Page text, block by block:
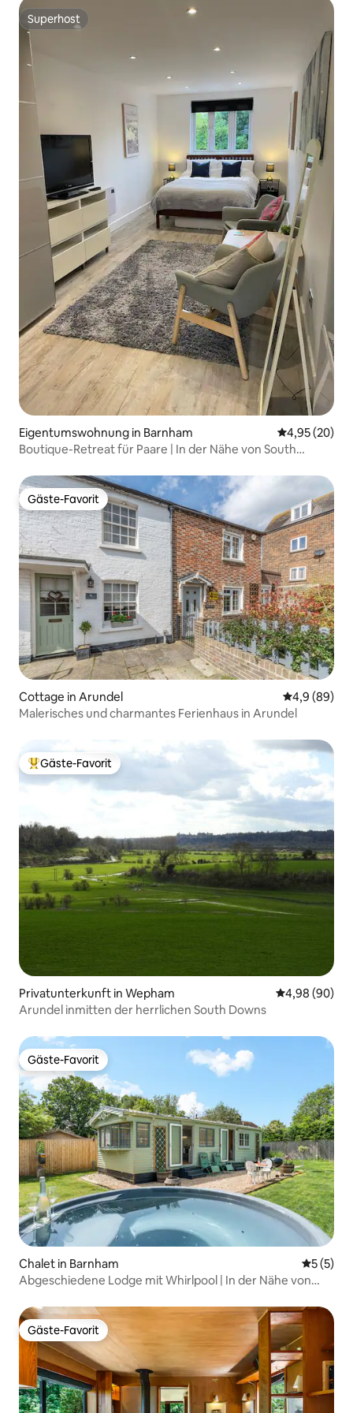
Superhost
Superhost
Eigentumswohnung in Barnham
4,95 (20)
Boutique-Retreat für Paare | In der Nähe von South
Gäste-Favorit
Gäste-Favorit
Cottage in Arundel
4,9 (89)
Malerisches und charmantes Ferienhaus in Arundel
Beliebter Gäste-Favorit.
Gäste-Favorit
Privatunterkunft in Wepham
4,98 (90)
Arundel inmitten der herrlichen South Downs
Gäste-Favorit
Gäste-Favorit
Chalet in Barnham
5 (5)
Abgeschiedene Lodge mit Whirlpool | In der Nähe von
Gäste-Favorit
Gäste-Favorit